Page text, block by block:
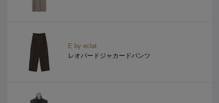
E by eclat
レオパードジャカードパンツ